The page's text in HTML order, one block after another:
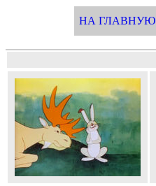
НА ГЛАВНУЮ